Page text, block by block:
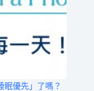
眠優先」了嗎？